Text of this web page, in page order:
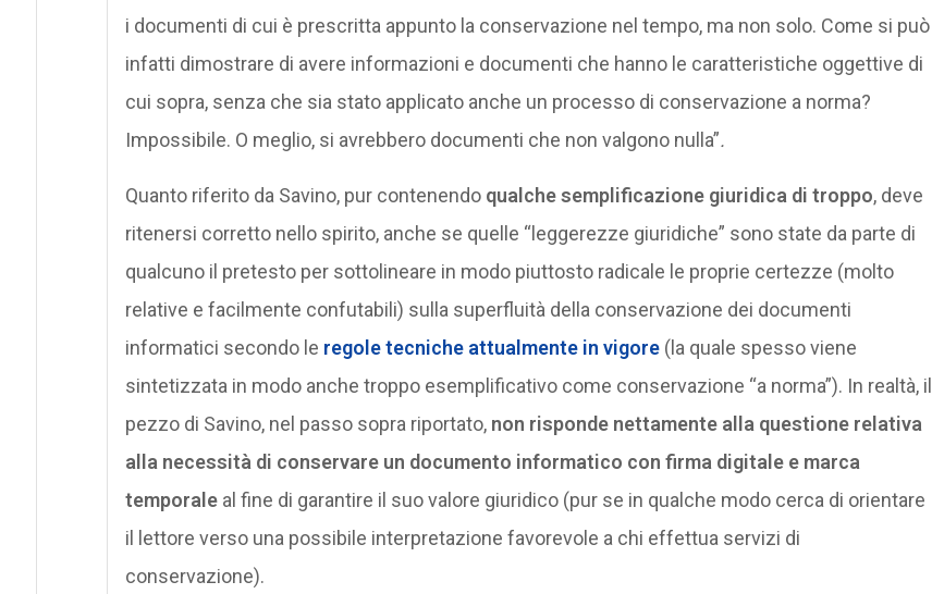
i documenti di cui è prescritta appunto la conservazione nel tempo, ma non solo. Come si può
infatti dimostrare di avere informazioni e documenti che hanno le caratteristiche oggettive di
cui sopra, senza che sia stato applicato anche un processo di conservazione a norma?
Impossibile. O meglio, si avrebbero documenti che non valgono nulla”.
Quanto riferito da Savino, pur contenendo qualche semplificazione giuridica di troppo, deve
ritenersi corretto nello spirito, anche se quelle “leggerezze giuridiche” sono state da parte di
qualcuno il pretesto per sottolineare in modo piuttosto radicale le proprie certezze (molto
relative e facilmente confutabili) sulla superfluità della conservazione dei documenti
informatici secondo le regole tecniche attualmente in vigore(la quale spesso viene
sintetizzata in modo anche troppo esemplificativo come conservazione “a norma”). In realtà, il
pezzo di Savino, nel passo sopra riportato, non risponde nettamente alla questione relativa
alla necessità di conservare un documento informatico con firma digitale e marca
temporaleal fine di garantire il suo valore giuridico (pur se in qualche modo cerca di orientare
il lettore verso una possibile interpretazione favorevole a chi effettua servizi di
conservazione).